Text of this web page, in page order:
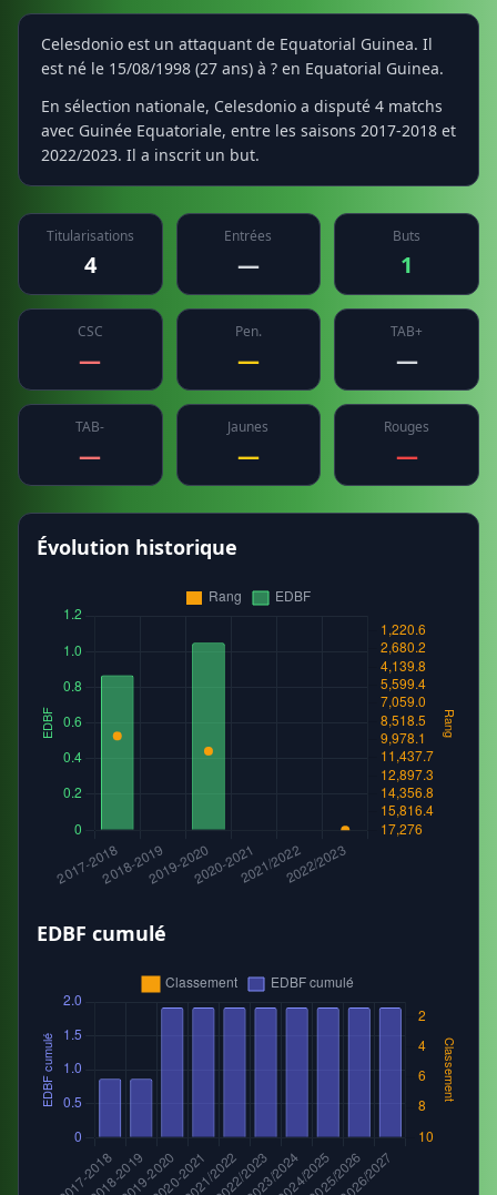
Celesdonio est un attaquant de Equatorial Guinea. Il
est né le 15/08/1998 (27 ans) à ? en Equatorial Guinea.
En sélection nationale, Celesdonio a disputé 4 matchs
avec Guinée Equatoriale, entre les saisons 2017-2018 et
2022/2023. Il a inscrit un but.
Titularisations
4
Entrées
—
Buts
1
CSC
—
Pen.
—
TAB+
—
TAB-
—
Jaunes
—
Rouges
—
Évolution historique
EDBF cumulé